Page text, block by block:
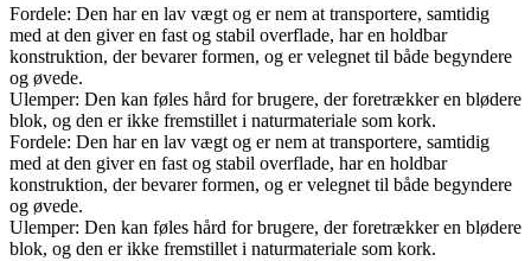
Fordele: Den har en lav vægt og er nem at transportere, samtidig
med at den giver en fast og stabil overflade, har en holdbar
konstruktion, der bevarer formen, og er velegnet til både begyndere
og øvede.
Ulemper: Den kan føles hård for brugere, der foretrækker en blødere
blok, og den er ikke fremstillet i naturmateriale som kork.
Fordele: Den har en lav vægt og er nem at transportere, samtidig
med at den giver en fast og stabil overflade, har en holdbar
konstruktion, der bevarer formen, og er velegnet til både begyndere
og øvede.
Ulemper: Den kan føles hård for brugere, der foretrækker en blødere
blok, og den er ikke fremstillet i naturmateriale som kork.